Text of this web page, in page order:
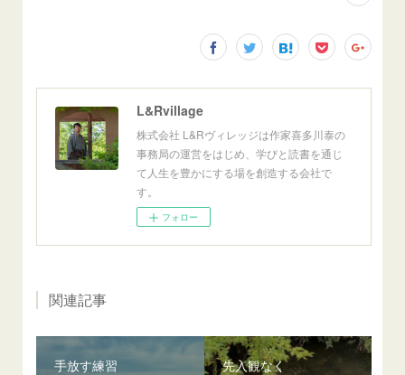
L&Rvillage
株式会社 L&Rヴィレッジは作家喜多川泰の
事務局の運営をはじめ、学びと読書を通じ
て人生を豊かにする場を創造する会社で
す。
フォロー
関連記事
手放す練習 先入観なく